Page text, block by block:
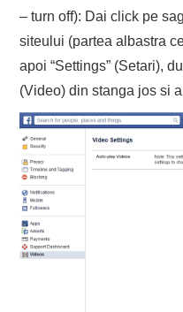
– turn off): Dai click pe
siteului (partea albastra
apoi “Settings” (Setari),
(Video) din stanga jos si